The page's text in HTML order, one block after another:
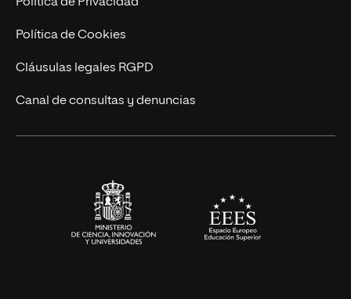
Ingeniería
Diseño
Ciencias de la Salud
Política de Cookies
Cláusulas legales RGPD
Canal de consultas y denuncias